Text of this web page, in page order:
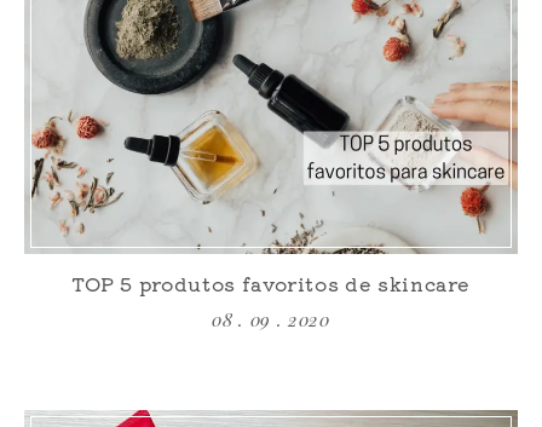
TOP 5 produtos favoritos de skincare
08 . 09 . 2020